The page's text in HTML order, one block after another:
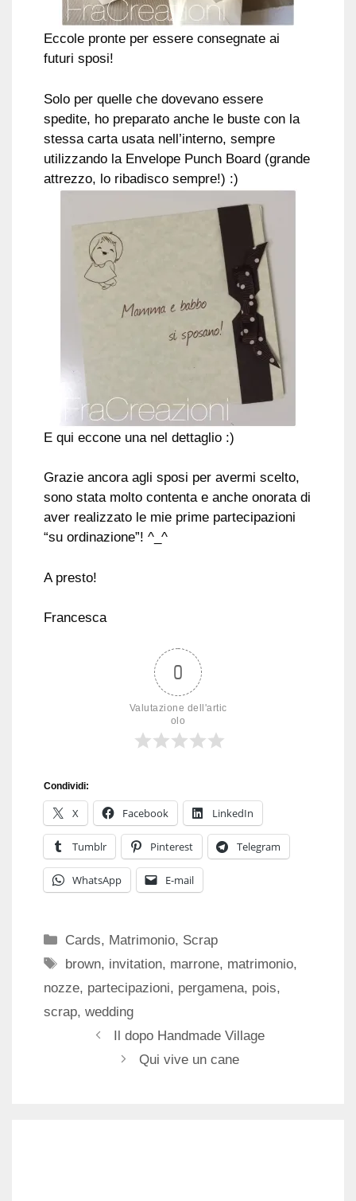
Eccole pronte per essere consegnate ai
futuri sposi!
Solo per quelle che dovevano essere
spedite, ho preparato anche le buste con la
stessa carta usata nell’interno, sempre
utilizzando la Envelope Punch Board (grande
attrezzo, lo ribadisco sempre!) :)
E qui eccone una nel dettaglio :)
Grazie ancora agli sposi per avermi scelto,
sono stata molto contenta e anche onorata di
aver realizzato le mie prime partecipazioni
“su ordinazione”! ^_^
A presto!
Francesca
0
Valutazione dell'artic
olo
Condividi:
X Facebook LinkedIn
Tumblr Pinterest Telegram
WhatsApp E-mail
Categorie
Cards, Matrimonio, Scrap
Tag
brown, invitation, marrone, matrimonio,
nozze, partecipazioni, pergamena, pois,
scrap, wedding
Il dopo Handmade Village
Qui vive un cane